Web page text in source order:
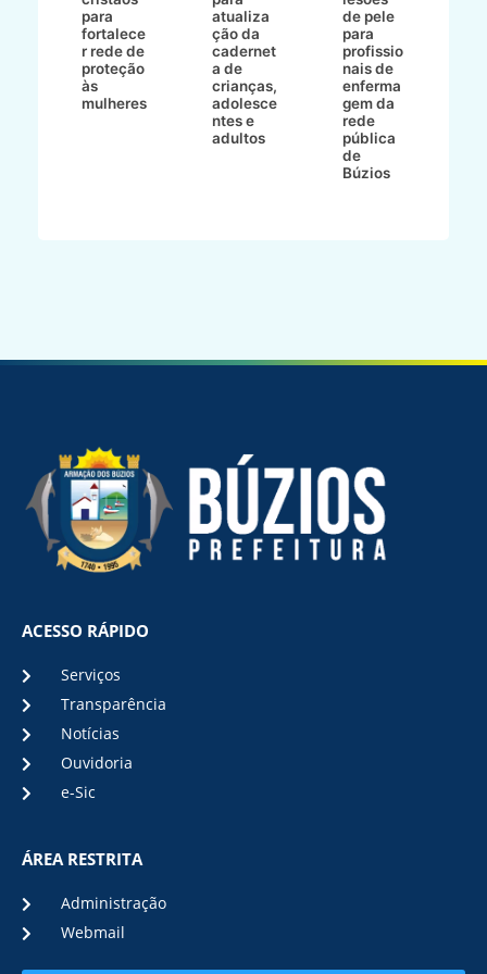
para
fortalece
r rede de
proteção
às
mulheres
atualiza
ção da
cadernet
a de
crianças,
adolesce
ntes e
adultos
de pele
para
profissio
nais de
enferma
gem da
rede
pública
de
Búzios
ACESSO RÁPIDO
Serviços
Transparência
Notícias
Ouvidoria
e-Sic
ÁREA RESTRITA
Administração
Webmail